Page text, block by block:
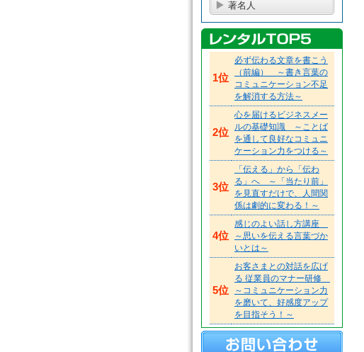
著名人
1位
必ず伝わる文章を書こう
（前編） ～書き言葉の
コミュニケーション不足
を解消する方法～
2位
心を届けるビジネスメー
ルの基礎知識 ～ことば
を通して良好なコミュニ
ケーション力をつける～
3位
「伝える」から「伝わ
る」へ ～「当たり前」
を見直すだけで、人間関
係は劇的に変わる！～
4位
感じのよい話し方講座
～思いを伝える言葉づか
いとは～
5位
お客さまとの対話を広げ
る 従業員のマナー研修
～コミュニケーション力
を磨いて、好感度アップ
を目指そう！～